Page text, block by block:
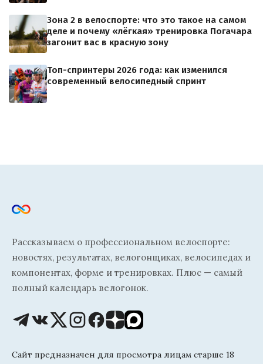
Зона 2 в велоспорте: что это такое на самом
деле и почему «лёгкая» тренировка Погачара
загонит вас в красную зону
Топ-спринтеры 2026 года: как изменился
современный велосипедный спринт
Рассказываем о профессиональном велоспорте:
новостях, результатах, велогонщиках, велосипедах и
компонентах, форме и тренировках. Плюс — самый
полный календарь велогонок.
Сайт предназначен для просмотра лицам старше 18